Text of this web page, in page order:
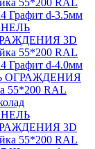
55*200 RAL
Графит d-3.5мм
3D
55*200 RAL
Графит d-4.0мм
ОГРАЖДЕНИЯ
55*200 RAL
3D
55*200 RAL